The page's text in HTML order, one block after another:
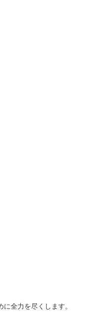
全力を尽くします。